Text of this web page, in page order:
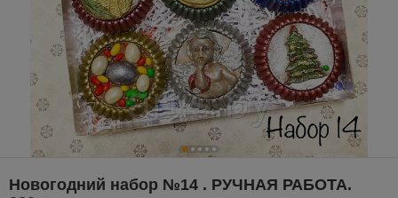
Новогодний набор №14 . РУЧНАЯ РАБОТА.